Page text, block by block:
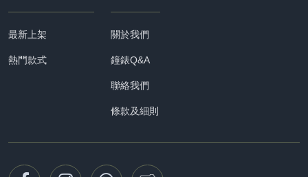
最新上架
熱門款式
關於我們
鐘錶Q&A
聯絡我們
條款及細則